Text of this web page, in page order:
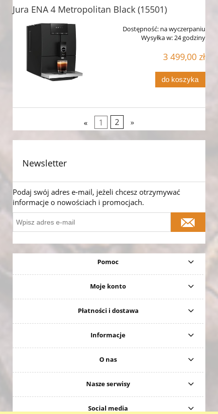
Jura ENA 4 Metropolitan Black (15501)
Dostępność: na wyczerpaniu
Wysyłka w:24 godziny
3 499,00 zł
do koszyka
« 1 2 »
Newsletter
Podaj swój adres e-mail, jeżeli chcesz otrzymywać
informacje o nowościach i promocjach.
Pomoc
Moje konto
Płatności i dostawa
Informacje
O nas
Nasze serwisy
Social media